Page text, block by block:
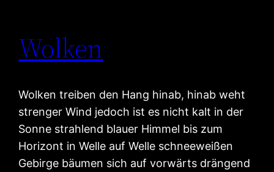
Wolken
Wolken treiben den Hang hinab, hinab weht
strenger Wind jedoch ist es nicht kalt in der
Sonne strahlend blauer Himmel bis zum
Horizont in Welle auf Welle schneeweißen
Gebirge bäumen sich auf vorwärts drängend